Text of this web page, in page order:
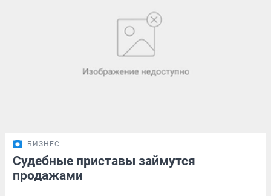
БИЗНЕС
Судебные приставы займутся
продажами